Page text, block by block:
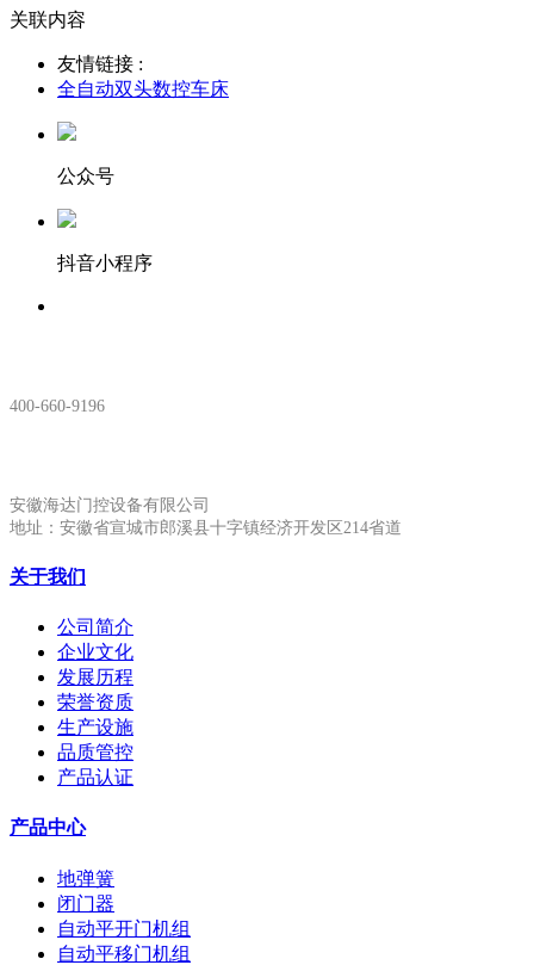
关联内容
友情链接 :
全自动双头数控车床
公众号
抖音小程序
400-660-9196
安徽海达门控设备有限公司
地址：安徽省宣城市郎溪县十字镇经济开发区214省道
关于我们
公司简介
企业文化
发展历程
荣誉资质
生产设施
品质管控
产品认证
产品中心
地弹簧
闭门器
自动平开门机组
自动平移门机组